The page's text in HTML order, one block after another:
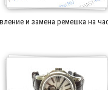
и замена ремешка на